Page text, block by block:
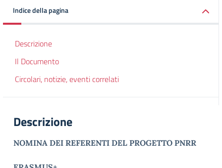
Indice della pagina
Descrizione
Il Documento
Circolari, notizie, eventi correlati
Descrizione
NOMINA DEI REFERENTI DEL PROGETTO PNRR